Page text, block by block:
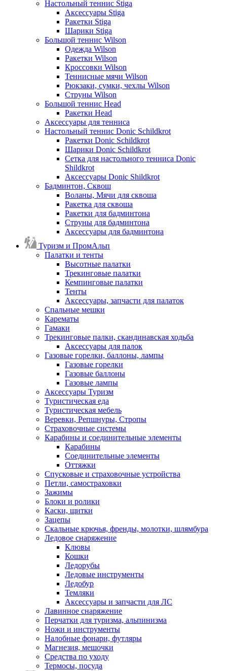
Настольный теннис Stiga
Аксессуары Stiga
Ракетки Stiga
Шарики Stiga
Большой теннис Wilson
Одежда Wilson
Ракетки Wilson
Кроссовки Wilson
Теннисные мячи Wilson
Рюкзаки, сумки, чехлы Wilson
Струны Wilson
Большой теннис Head
Ракетки Head
Аксессуары для тенниса
Настольный теннис Donic Schildkrot
Ракетки Donic Schildkrot
Шарики Donic Schildkrot
Сетка для настольного тенниса Donic
Shildkrot
Аксессуары Donic Shildkrot
Бадминтон, Сквош
Воланы, Мячи для сквоша
Ракетка для сквоша
Ракетки для бадминтона
Струны для бадминтона
Аксессуары для бадминтона
Туризм и ПромАльп
Палатки и тенты
Высотные палатки
Трекинговые палатки
Кемпинговые палатки
Тенты
Аксессуары, запчасти для палаток
Спальные мешки
Карематы
Гамаки
Трекинговые палки, скандинавская ходьба
Аксессуары для палок
Газовые горелки, баллоны, лампы
Газовые горелки
Газовые баллоны
Газовые лампы
Аксессуары Туризм
Туристическая еда
Туристическая мебель
Веревки, Репшнуры, Стропы
Страховочные системы
Карабины и соединительные элементы
Карабины
Соединительные элементы
Оттяжки
Спусковые и страховочные устройства
Петли, самостраховки
Зажимы
Блоки и ролики
Каски, щитки
Зацепы
Скальные крючья, френды, молотки, шлямбура
Ледовое снаряжение
Клювы
Кошки
Ледорубы
Ледовые инструменты
Ледобур
Темляки
Аксессуары и запчасти для ЛС
Лавинное снаряжение
Перчатки для туризма, альпинизма
Ножи и инструменты
Налобные фонари, футляры
Магнезия, мешочки
Средства по уходу
Термосы, посуда